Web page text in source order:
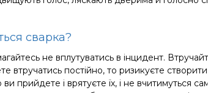
сварка?
не вплутуватись в інцидент.
втручатись постійно, то ризикуєте
прийдете і врятуєте їх, і не вчитимуться